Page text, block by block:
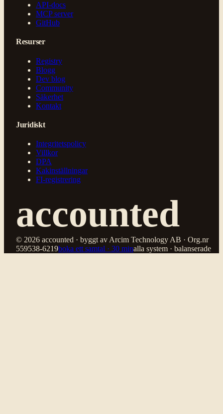
API-docs
MCP server
GitHub
Resurser
Registry
Blogg
Dev blog
Community
Säkerhet
Kontakt
Juridiskt
Integritetspolicy
Villkor
DPA
Kakinställningar
FI-registrering
accounted
© 2026 accounted · byggt av Arcim Technology AB · Org.nr
559538-6219boka ett samtal · 30 minalla system · balanserade